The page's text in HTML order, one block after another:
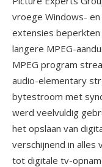
vroege Windows-
extensies
langere MPEG-
MPEG program
audio-elementary
bytestroom met
werd veelvuldig
het opslaan van
verschijnend in alles
tot digitale tv-